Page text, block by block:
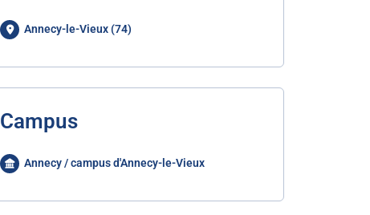
Annecy-le-Vieux (74)
Campus
Annecy / campus d'Annecy-le-Vieux